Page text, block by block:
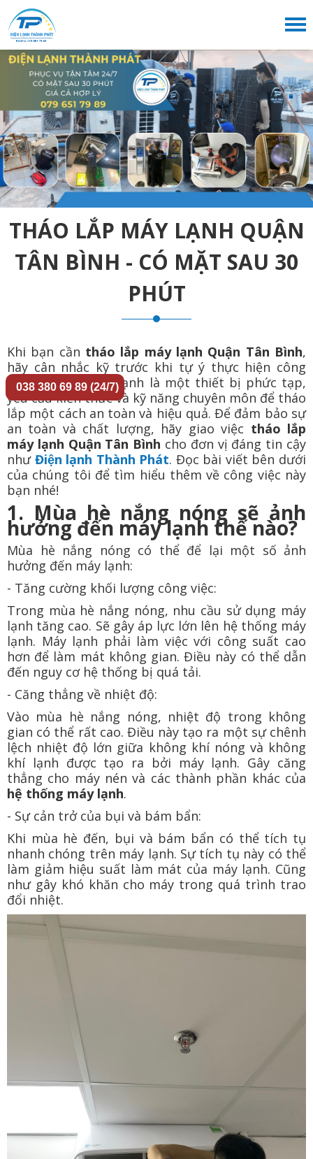
THÁO LẮP MÁY LẠNH QUẬN
TÂN BÌNH - CÓ MẶT SAU 30
PHÚT
Khi bạn cần tháo lắp máy lạnh Quận Tân Bình,
hãy cân nhắc kỹ trước khi tự ý thực hiện công
việc này. Bởi máy lạnh là một thiết bị phức tạp,
yêu cầu kiến thức và kỹ năng chuyên môn để tháo
lắp một cách an toàn và hiệu quả. Để đảm bảo sự
an toàn và chất lượng, hãy giao việc tháo lắp
máy lạnh Quận Tân Bình cho đơn vị đáng tin cậy
như Điện lạnh Thành Phát. Đọc bài viết bên dưới
của chúng tôi để tìm hiểu thêm về công việc này
bạn nhé!
1. Mùa hè nắng nóng sẽ ảnh
hưởng đến máy lạnh thế nào?
Mùa hè nắng nóng có thể để lại một số ảnh
hưởng đến máy lạnh:
- Tăng cường khối lượng công việc:
Trong mùa hè nắng nóng, nhu cầu sử dụng máy
lạnh tăng cao. Sẽ gây áp lực lớn lên hệ thống máy
lạnh. Máy lạnh phải làm việc với công suất cao
hơn để làm mát không gian. Điều này có thể dẫn
đến nguy cơ hệ thống bị quá tải.
- Căng thẳng về nhiệt độ:
Vào mùa hè nắng nóng, nhiệt độ trong không
gian có thể rất cao. Điều này tạo ra một sự chênh
lệch nhiệt độ lớn giữa không khí nóng và không
khí lạnh được tạo ra bởi máy lạnh. Gây căng
thẳng cho máy nén và các thành phần khác của
hệ thống máy lạnh.
- Sự cản trở của bụi và bám bẩn:
Khi mùa hè đến, bụi và bám bẩn có thể tích tụ
nhanh chóng trên máy lạnh. Sự tích tụ này có thể
làm giảm hiệu suất làm mát của máy lạnh. Cũng
như gây khó khăn cho máy trong quá trình trao
đổi nhiệt.
038 380 69 89 (24/7)